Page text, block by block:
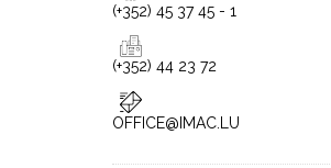
(+352) 45 37 45 - 1
(+352) 44 23 72
OFFICE@IMAC.LU